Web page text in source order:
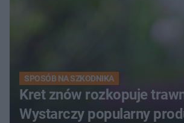
SPOSÓB NA SZKODNIKA
Kret znów rozkopuje
Wystarczy popularny